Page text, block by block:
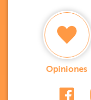
Opiniones